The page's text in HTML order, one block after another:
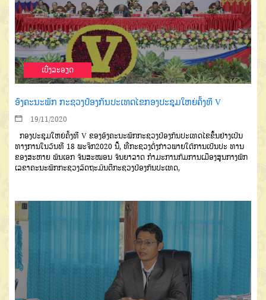
ເບີ່ງລະອຽດ
ອົງຄະນະພັກ ກະຊວງປ້ອງກັນປະເທດໄຂກອງປະຊຸມໃຫຍ່ຄັ້ງທີ V
19/11/2020
ກອງປະຊຸມໃຫຍ່ຄັ້ງທີ V ຂອງອົງຄະນະພັກກະຊວງປ້ອງກັນປະເທດໄຂຂຶ້ນຢ່າງເປັນ
ທາງການໃນວັນທີ 18 ພະຈິກ2020 ນີ້, ທີ່ກະຊວງດັ່ງກ່າວພາຍໃຕ້ການເປັນປະ ທານ
ຂອງສະຫາຍ ພົນເອກ ຈັນສະໝອນ ຈັນຍາລາດ ກໍາມະການກົມການເມືອງສູນກາງພັກ
ເລຂາຄະນະພັກກະຊວງລັດຖະມົນຕີກະຊວງປ້ອງກັນປະເທດ,